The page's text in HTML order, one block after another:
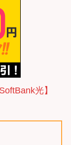
光】